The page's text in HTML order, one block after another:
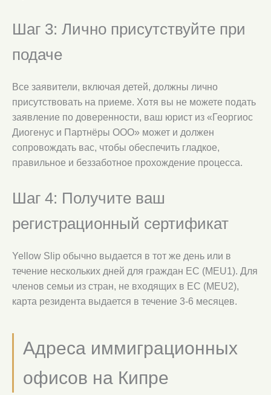
Шаг 3: Лично присутствуйте при
подаче
Все заявители, включая детей, должны лично
присутствовать на приеме. Хотя вы не можете подать
заявление по доверенности, ваш юрист из «Георгиос
Диогенус и Партнёры ООО» может и должен
сопровождать вас, чтобы обеспечить гладкое,
правильное и беззаботное прохождение процесса.
Шаг 4: Получите ваш
регистрационный сертификат
Yellow Slip обычно выдается в тот же день или в
течение нескольких дней для граждан ЕС (MEU1). Для
членов семьи из стран, не входящих в ЕС (MEU2),
карта резидента выдается в течение 3-6 месяцев.
Адреса иммиграционных
офисов на Кипре